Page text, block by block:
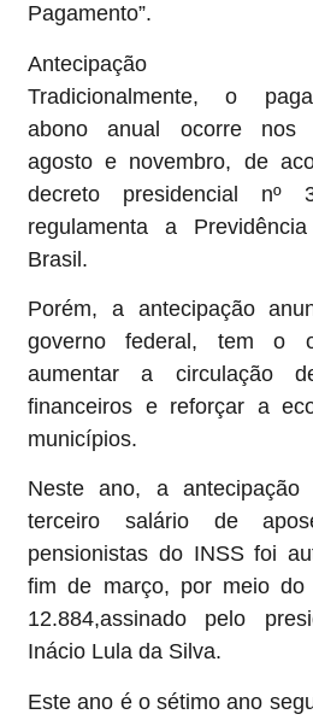
Pagamento”.
Antecipação
Tradicionalmente, o
abono anual ocorre nos
agosto e novembro, de
decreto presidencial nº
regulamenta a
Brasil.
Porém, a antecipação
governo federal, tem o
aumentar a circulação
financeiros e reforçar a
municípios.
Neste ano, a antecipação
terceiro salário de
pensionistas do INSS foi
fim de março, por meio do
12.884,assinado pelo
Inácio Lula da Silva.
Este ano é o sétimo ano